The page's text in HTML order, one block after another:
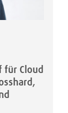
für Cloud